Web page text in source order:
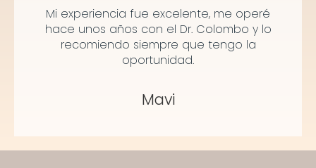
Mi experiencia fue excelente, me operé
hace unos años con el Dr. Colombo y lo
recomiendo siempre que tengo la
oportunidad.
Mavi